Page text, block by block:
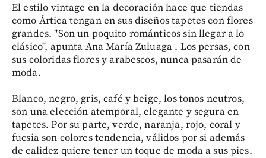
El estilo vintage en la decoración hace que tiendas
como Ártica tengan en sus diseños tapetes con flores
grandes. "Son un poquito románticos sin llegar a lo
clásico", apunta Ana María Zuluaga . Los persas, con
sus coloridas flores y arabescos, nunca pasarán de
moda.
Blanco, negro, gris, café y beige, los tonos neutros,
son una elección atemporal, elegante y segura en
tapetes. Por su parte, verde, naranja, rojo, coral y
fucsia son colores tendencia, válidos por si además
de calidez quiere tener un toque de moda a sus pies.